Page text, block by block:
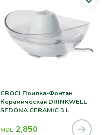
CROCI Поилка-Фонтан
Керамическая DRINKWELL
SEDONA CERAMIC 3 L
MDL 2,850